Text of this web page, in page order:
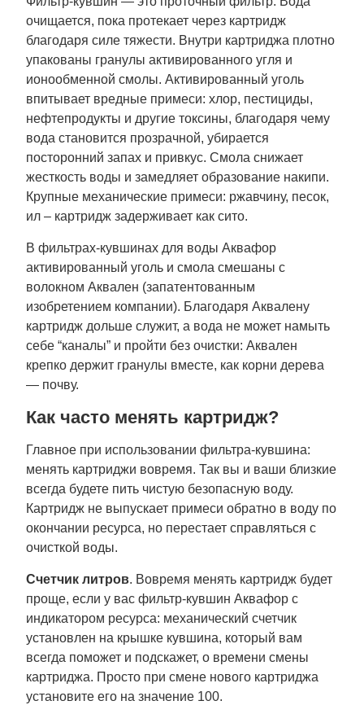
очищается, пока протекает через картридж
благодаря силе тяжести. Внутри картриджа плотно
упакованы гранулы активированного угля и
ионообменной смолы. Активированный уголь
впитывает вредные примеси: хлор, пестициды,
нефтепродукты и другие токсины, благодаря чему
вода становится прозрачной, убирается
посторонний запах и привкус. Смола снижает
жесткость воды и замедляет образование накипи.
Крупные механические примеси: ржавчину, песок,
ил – картридж задерживает как сито.
В фильтрах-кувшинах для воды Аквафор
активированный уголь и смола смешаны с
волокном Аквален (запатентованным
изобретением компании). Благодаря Аквалену
картридж дольше служит, а вода не может намыть
себе “каналы” и пройти без очистки: Аквален
крепко держит гранулы вместе, как корни дерева
— почву.
Как часто менять картридж?
Главное при использовании фильтра-кувшина:
менять картриджи вовремя. Так вы и ваши близкие
всегда будете пить чистую безопасную воду.
Картридж не выпускает примеси обратно в воду по
окончании ресурса, но перестает справляться с
очисткой воды.
Счетчик литров. Вовремя менять картридж будет
проще, если у вас фильтр-кувшин Аквафор с
индикатором ресурса: механический счетчик
установлен на крышке кувшина, который вам
всегда поможет и подскажет, о времени смены
картриджа. Просто при смене нового картриджа
установите его на значение 100.